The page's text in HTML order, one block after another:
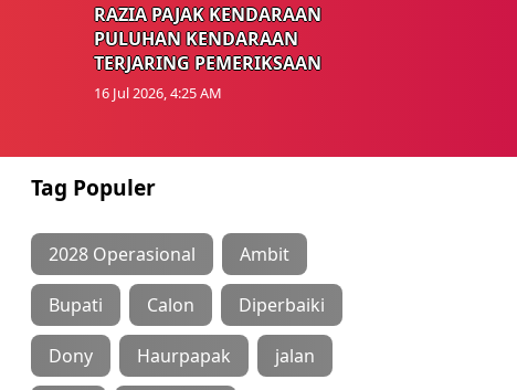
RAZIA PAJAK KENDARAAN
PULUHAN KENDARAAN
TERJARING PEMERIKSAAN
16 Jul 2026, 4:25 AM
Tag Populer
2028 Operasional Ambit
Bupati Calon Diperbaiki
Dony Haurpapak jalan